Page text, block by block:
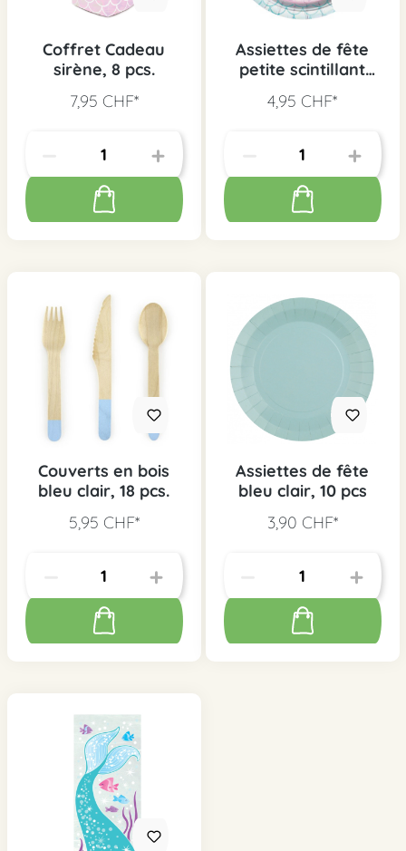
Coffret Cadeau
sirène, 8 pcs.
7,95 CHF*
Assiettes de fête
petite scintillant
4,95 CHF*
Couverts en bois
bleu clair, 18 pcs.
5,95 CHF*
Assiettes de fête
bleu clair, 10 pcs
3,90 CHF*